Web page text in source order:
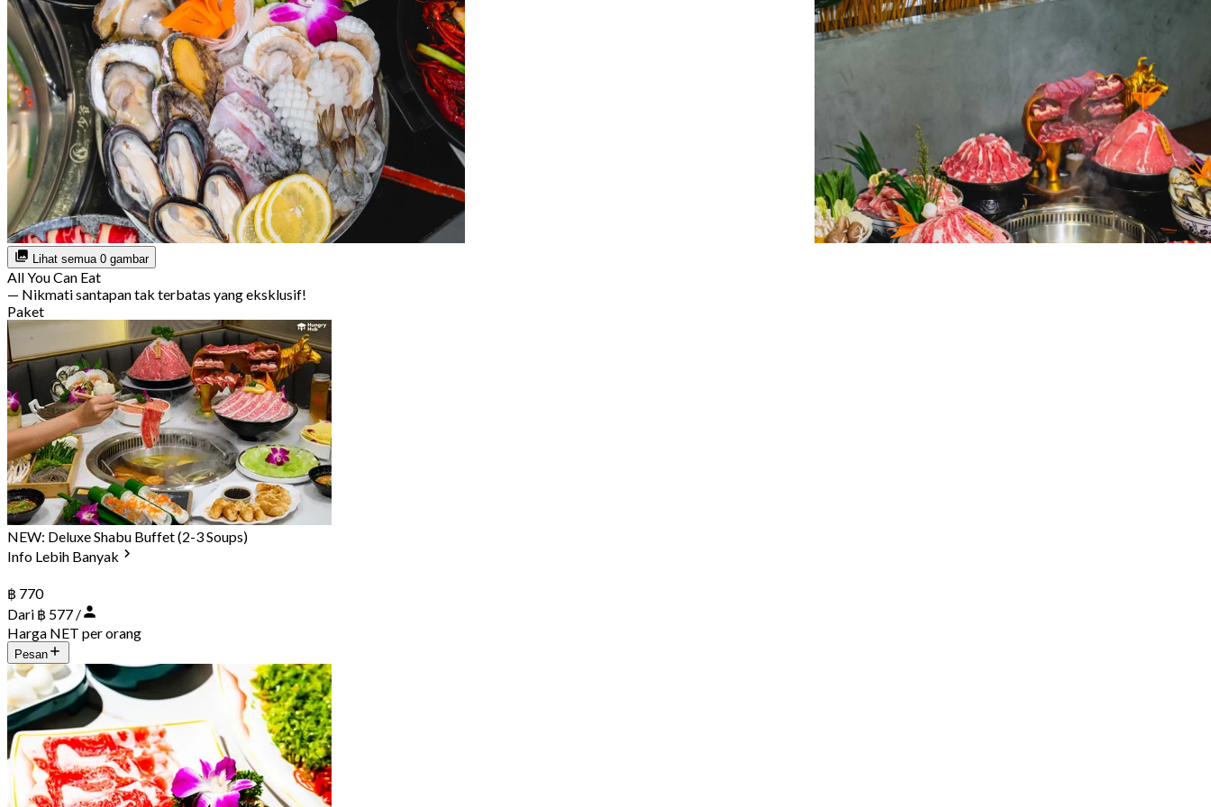
Lihat semua 0 gambar
All You Can Eat
— Nikmati santapan tak terbatas yang eksklusif!
Paket
NEW: Deluxe Shabu Buffet (2-3 Soups)
Info Lebih Banyak
฿ 770
Dari ฿ 577 /
Harga NET per orang
Pesan